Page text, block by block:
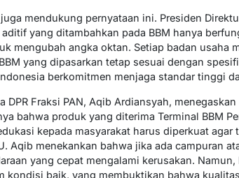
mendukung pernyataan ini. Presiden
yang ditambahkan pada BBM hanya
mengubah angka oktan. Setiap badan
yang dipasarkan tetap sesuai dengan
berkomitmen menjaga standar tinggi
DPR Fraksi PAN, Aqib Ardiansyah,
bahwa produk yang diterima Terminal BBM
kepada masyarakat harus diperkuat
Aqib menekankan bahwa jika ada campuran
yang cepat mengalami kerusakan.
kondisi baik, yang membuktikan bahwa